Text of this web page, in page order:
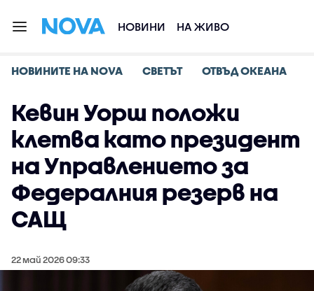
НОВИНИ НА ЖИВО
НОВИНИТЕ НА NOVA СВЕТЪТ ОТВЪД ОКЕАНА
Кевин Уорш положи
клетва като президент
на Управлението за
Федералния резерв на
САЩ
22 май 2026 09:33